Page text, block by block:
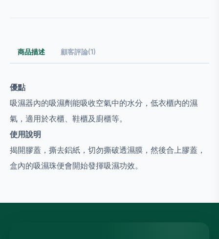
商品描述 顧客評論(1)
優點
吸濕器內的吸濕劑能吸收空氣中的水分，低衣櫃內的濕
氣，適用於衣櫃、鞋櫃及廚櫃等。
使用說明
揭開膠蓋，撕去鋁紙，切勿撕破透濕膜，然後合上膠蓋，
盒內的吸濕珠便會開始發揮吸濕功效。